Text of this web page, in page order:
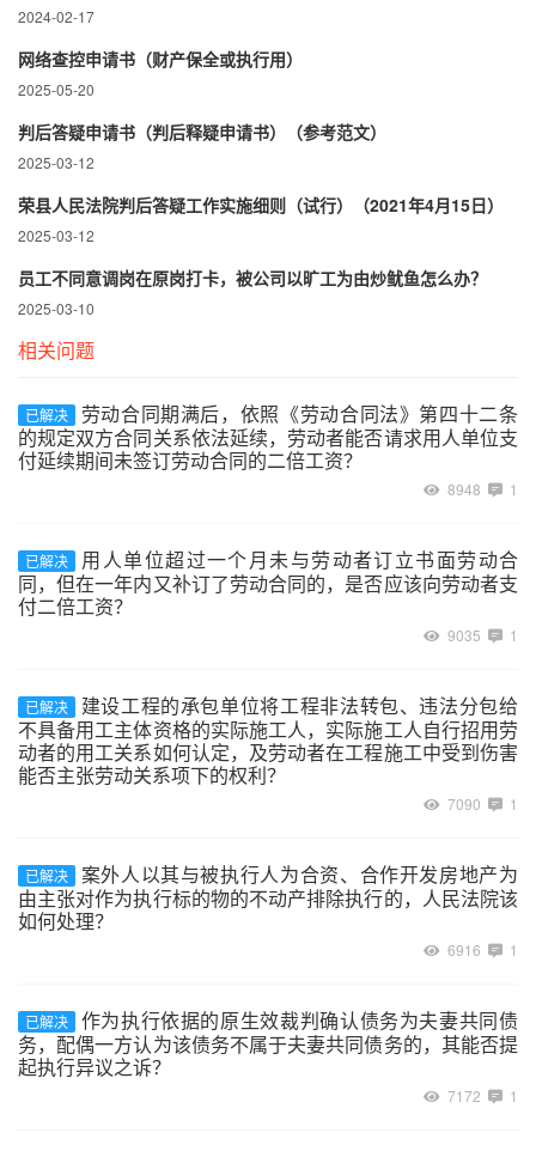
2024-02-17
网络查控申请书（财产保全或执行用）
2025-05-20
判后答疑申请书（判后释疑申请书）（参考范文）
2025-03-12
荣县人民法院判后答疑工作实施细则（试行）（2021年4月15日）
2025-03-12
员工不同意调岗在原岗打卡，被公司以旷工为由炒鱿鱼怎么办？
2025-03-10
相关问题
已解决
劳动合同期满后，依照《劳动合同法》第四十二条
的规定双方合同关系依法延续，劳动者能否请求用人单位支
付延续期间未签订劳动合同的二倍工资？
8948 1
已解决
用人单位超过一个月未与劳动者订立书面劳动合
同，但在一年内又补订了劳动合同的，是否应该向劳动者支
付二倍工资？
9035 1
已解决
建设工程的承包单位将工程非法转包、违法分包给
不具备用工主体资格的实际施工人，实际施工人自行招用劳
动者的用工关系如何认定，及劳动者在工程施工中受到伤害
能否主张劳动关系项下的权利？
7090 1
已解决
案外人以其与被执行人为合资、合作开发房地产为
由主张对作为执行标的物的不动产排除执行的，人民法院该
如何处理？
6916 1
已解决
作为执行依据的原生效裁判确认债务为夫妻共同债
务，配偶一方认为该债务不属于夫妻共同债务的，其能否提
起执行异议之诉？
7172 1